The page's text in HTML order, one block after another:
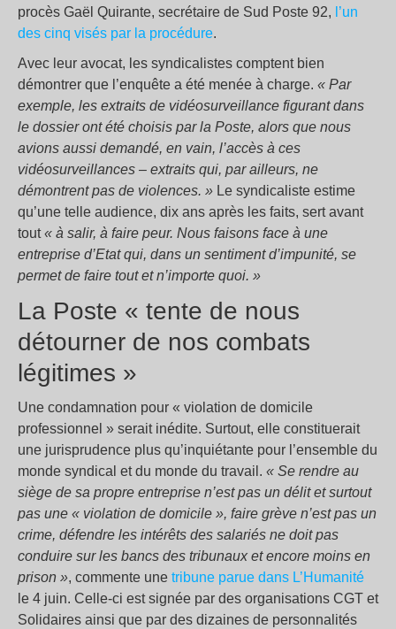
procès Gaël Quirante, secrétaire de Sud Poste 92, l’un
des cinq visés par la procédure.
Avec leur avocat, les syndicalistes comptent bien
démontrer que l’enquête a été menée à charge. « Par
exemple, les extraits de vidéosurveillance figurant dans
le dossier ont été choisis par la Poste, alors que nous
avions aussi demandé, en vain, l’accès à ces
vidéosurveillances – extraits qui, par ailleurs, ne
démontrent pas de violences. » Le syndicaliste estime
qu’une telle audience, dix ans après les faits, sert avant
tout« à salir, à faire peur. Nous faisons face à une
entreprise d’Etat qui, dans un sentiment d’impunité, se
permet de faire tout et n’importe quoi. »
La Poste « tente de nous
détourner de nos combats
légitimes »
Une condamnation pour « violation de domicile
professionnel » serait inédite. Surtout, elle constituerait
une jurisprudence plus qu’inquiétante pour l’ensemble du
monde syndical et du monde du travail. « Se rendre au
siège de sa propre entreprise n’est pas un délit et surtout
pas une « violation de domicile », faire grève n’est pas un
crime, défendre les intérêts des salariés ne doit pas
conduire sur les bancs des tribunaux et encore moins en
prison », commente une tribune parue dans L’Humanité
le 4 juin. Celle-ci est signée par des organisations CGT et
Solidaires ainsi que par des dizaines de personnalités